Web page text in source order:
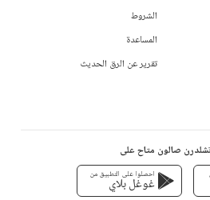
الشروط
المساعدة
تقرير عن الرق الحديث
صالون متاح على
احصلوا على التطبيق من
غوغل بلاي